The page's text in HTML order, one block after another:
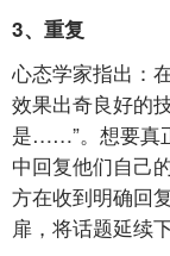
3、重复
心态学家指出：
效果出奇良好的
是……”。想要真
中回复他们自己
方在收到明确回
扉，将话题延续下